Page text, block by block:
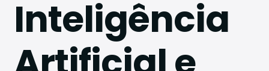
Inteligência